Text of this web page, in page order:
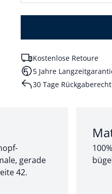
Kostenlose Retoure
5 Jahre
30 Tage Rückgaberecht
gerade
42.